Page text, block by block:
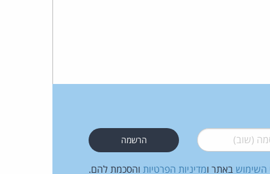
(שוב)*
השימוש באתר ומדיניות הפרטיות והסכמת להם.